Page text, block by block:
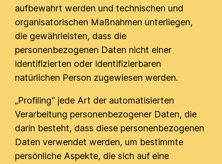
aufbewahrt werden und technischen und
organisatorischen Maßnahmen unterliegen,
die gewährleisten, dass die
personenbezogenen Daten nicht einer
identifizierten oder identifizierbaren
natürlichen Person zugewiesen werden.
„Profiling“ jede Art der automatisierten
Verarbeitung personenbezogener Daten, die
darin besteht, dass diese personenbezogenen
Daten verwendet werden, um bestimmte
persönliche Aspekte, die sich auf eine